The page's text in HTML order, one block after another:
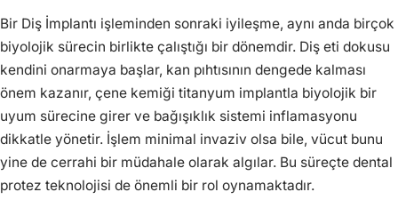
Bir Diş İmplantı işleminden sonraki iyileşme, aynı anda birçok
biyolojik sürecin birlikte çalıştığı bir dönemdir. Diş eti dokusu
kendini onarmaya başlar, kan pıhtısının dengede kalması
önem kazanır, çene kemiği titanyum implantla biyolojik bir
uyum sürecine girer ve bağışıklık sistemi inflamasyonu
dikkatle yönetir. İşlem minimal invaziv olsa bile, vücut bunu
yine de cerrahi bir müdahale olarak algılar. Bu süreçte dental
protez teknolojisi de önemli bir rol oynamaktadır.